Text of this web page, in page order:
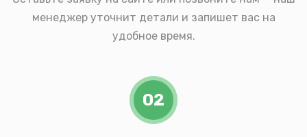
менеджер уточнит детали и запишет вас на
удобное время.
02